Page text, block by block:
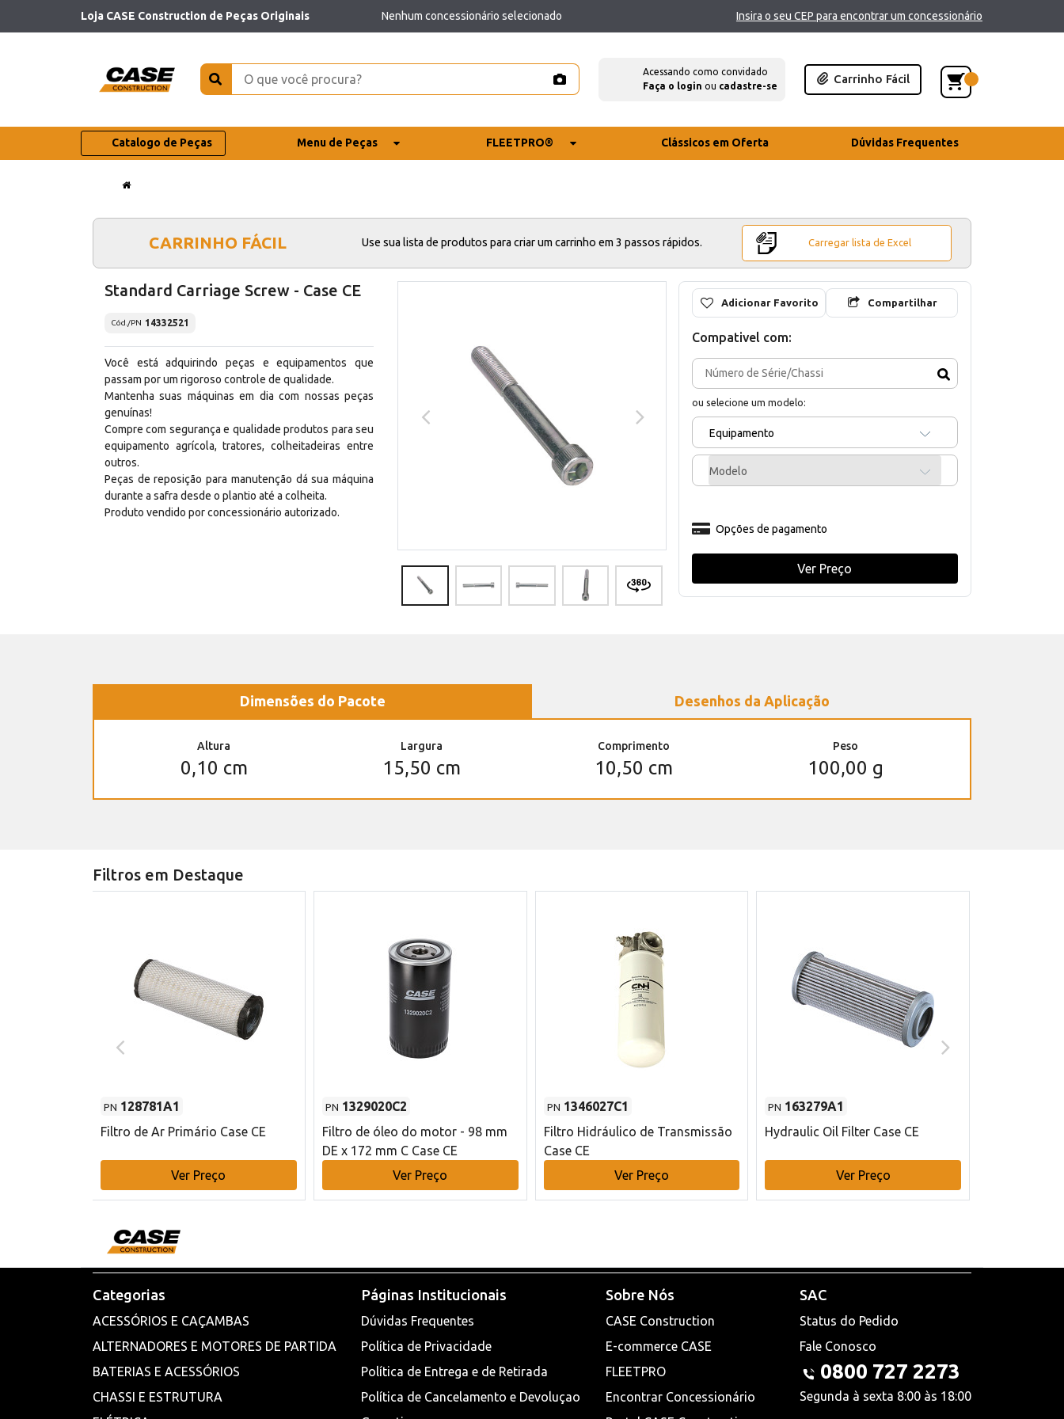
Loja CASE Construction de Peças Originais Nenhum concessionário selecionado Insira o seu CEP para encontrar um concessionário
Acessando como convidado
Faça o login ou cadastre-se
Carrinho Fácil
Catalogo de Peças Menu de Peças FLEETPRO® Clássicos em Oferta Dúvidas Frequentes
CARRINHO FÁCIL Use sua lista de produtos para criar um carrinho em 3 passos rápidos. Carregar lista de Excel
Standard Carriage Screw - Case CE
Cód./PN 14332521
Você está adquirindo peças e equipamentos que
passam por um rigoroso controle de qualidade.
Mantenha suas máquinas em dia com nossas peças
genuínas!
Compre com segurança e qualidade produtos para seu
equipamento agrícola, tratores, colheitadeiras entre
outros.
Peças de reposição para manutenção dá sua máquina
durante a safra desde o plantio até a colheita.
Produto vendido por concessionário autorizado.
Adicionar Favorito Compartilhar
Compativel com:
ou selecione um modelo:
Equipamento
Modelo
Opções de pagamento
Ver Preço
Dimensões do Pacote Desenhos da Aplicação
Altura
0,10 cm
Largura
15,50 cm
Comprimento
10,50 cm
Peso
100,00 g
Filtros em Destaque
PN 128781A1
Filtro de Ar Primário Case CE
Ver Preço
PN 1329020C2
Filtro de óleo do motor - 98 mm
DE x 172 mm C Case CE
Ver Preço
PN 1346027C1
Filtro Hidráulico de Transmissão
Case CE
Ver Preço
PN 163279A1
Hydraulic Oil Filter Case CE
Ver Preço
Categorias
ACESSÓRIOS E CAÇAMBAS
ALTERNADORES E MOTORES DE PARTIDA
BATERIAS E ACESSÓRIOS
CHASSI E ESTRUTURA
Páginas Institucionais
Dúvidas Frequentes
Política de Privacidade
Política de Entrega e de Retirada
Política de Cancelamento e Devoluçao
Sobre Nós
CASE Construction
E-commerce CASE
FLEETPRO
Encontrar Concessionário
SAC
Status do Pedido
Fale Conosco
0800 727 2273
Segunda à sexta 8:00 às 18:00